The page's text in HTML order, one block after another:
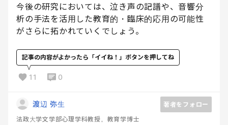
今後の研究においては、泣き声の記譜や、音響分
析の手法を活用した教育的・臨床的応用の可能性
がさらに拓かれていくでしょう。
記事の内容がよかったら「イイね！」ボタンを押してね
11 0
渡辺 弥生
著者をフォロー
法政大学文学部心理学科教授。教育学博士